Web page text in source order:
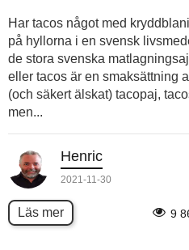
Har tacos något med
på hyllorna i en svensk
de stora svenska
eller tacos är en smaksättning
(och säkert älskat) tacopaj,
men...
Henric
2021-11-30
Läs mer 9